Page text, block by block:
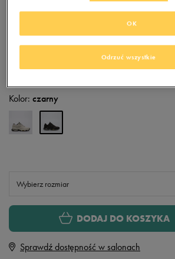
279,99złz Vat
KLUBIE 50 STYLE
Kolor: czarny
Wybierz rozmiar
Rozmiary EU
26 cm
DODAJ DO KOSZYKA
Sprawdź dostępność w salonach
Odrzuć wszystkie
OK